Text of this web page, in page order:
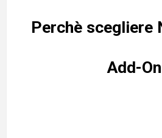
Perchè scegliere
Add-On